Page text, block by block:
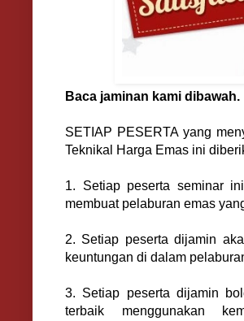
Baca jaminan kami dibawah.
SETIAP PESERTA yang
Teknikal Harga Emas ini
1. Setiap peserta seminar
membuat pelaburan emas
2. Setiap peserta dijamin
keuntungan di dalam
3. Setiap peserta dijamin
terbaik menggunakan